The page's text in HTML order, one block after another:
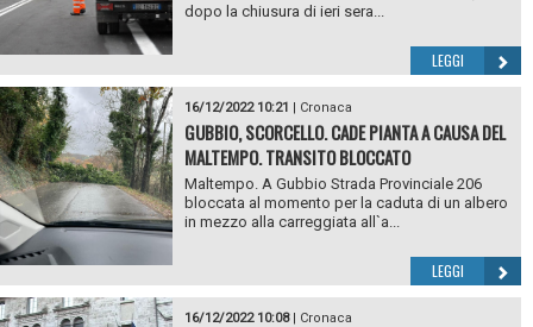
dopo la chiusura di ieri sera...
LEGGI
16/12/2022 10:21 | Cronaca
GUBBIO, SCORCELLO. CADE PIANTA A CAUSA DEL
MALTEMPO. TRANSITO BLOCCATO
Maltempo. A Gubbio Strada Provinciale 206
bloccata al momento per la caduta di un albero
in mezzo alla carreggiata all`a...
LEGGI
16/12/2022 10:08| Cronaca